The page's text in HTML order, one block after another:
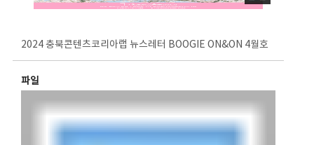
2024 충북콘텐츠코리아랩 뉴스레터 BOOGIE ON&ON 4월호
파일